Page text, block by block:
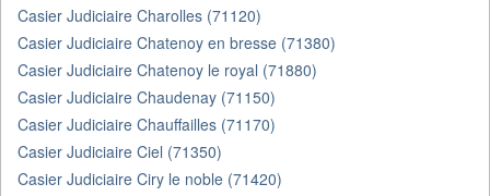
Casier Judiciaire Charolles (71120)
Casier Judiciaire Chatenoy en bresse (71380)
Casier Judiciaire Chatenoy le royal (71880)
Casier Judiciaire Chaudenay (71150)
Casier Judiciaire Chauffailles (71170)
Casier Judiciaire Ciel (71350)
Casier Judiciaire Ciry le noble (71420)